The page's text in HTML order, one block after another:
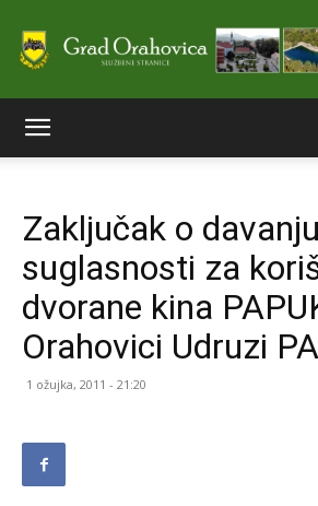
stranice
Grada
Zaključak o davanju
suglasnosti za
dvorane kina
Orahovici Udruzi
1 ožujka, 2011 - 21:20